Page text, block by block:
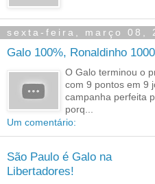
sexta-feira, março 08,
Galo 100%, Ronaldinho
O Galo terminou o
com 9 pontos em 9
campanha perfeita
porq...
Um comentário:
São Paulo é Galo na
Libertadores!